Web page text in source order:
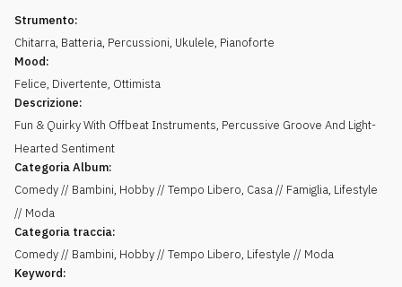
Strumento:
Chitarra, Batteria, Percussioni, Ukulele, Pianoforte
Mood:
Felice, Divertente, Ottimista
Descrizione:
Fun & Quirky With Offbeat Instruments, Percussive Groove And Light-
Hearted Sentiment
Categoria Album:
Comedy // Bambini, Hobby // Tempo Libero, Casa // Famiglia, Lifestyle
// Moda
Categoria traccia:
Comedy // Bambini, Hobby // Tempo Libero, Lifestyle // Moda
Keyword: